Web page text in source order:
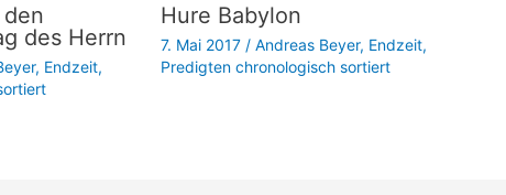
des Herrn
, Endzeit,
Hure Babylon
7. Mai 2017 / Andreas Beyer, Endzeit,
Predigten chronologisch sortiert